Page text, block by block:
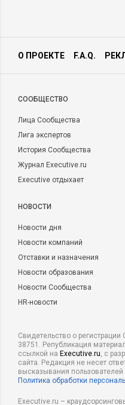
О ПРОЕКТЕ F.A.Q.
CООБЩЕСТВО
Лица Сообщества
Лига экспертов
История Сообщества
Журнал Executive.ru
Executive отдыхает
НОВОСТИ
Новости дня
Новости компаний
Отставки и назначения
Новости образования
Новости Сообщества
HR-новости
Свидетельство о
38751. Републикация
ссылкой на Executive.ru, с
сайта. Редакция не несет
высказывания пользователей
Политика обработки
Executive.ru –